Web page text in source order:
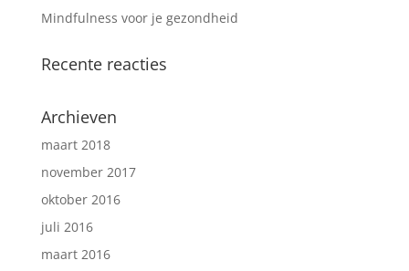
Mindfulness voor je gezondheid
Recente reacties
Archieven
maart 2018
november 2017
oktober 2016
juli 2016
maart 2016